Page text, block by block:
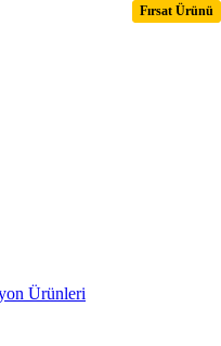
Fırsat Ürünü
Fırsat Ürünü